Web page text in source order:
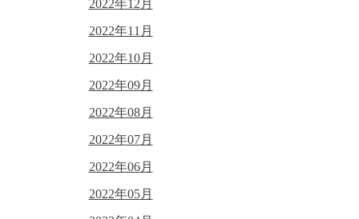
2022年12月
2022年11月
2022年10月
2022年09月
2022年08月
2022年07月
2022年06月
2022年05月